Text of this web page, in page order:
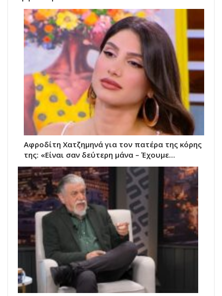
Αφροδίτη Χατζημηνά για τον πατέρα της κόρης
της: «Είναι σαν δεύτερη μάνα – Έχουμε…